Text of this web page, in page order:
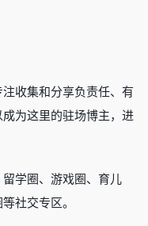
收集和分享负责任、有
为这里的驻场博主，进
学圈、游戏圈、育儿
社交专区。